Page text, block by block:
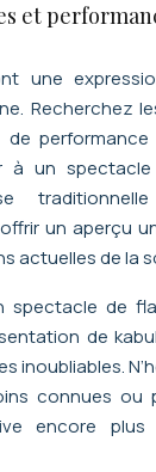
et
une
Recherchez
à un spectacle
un aperçu
actuelles de la
spectacle de
de
inoubliables.
connues ou
encore